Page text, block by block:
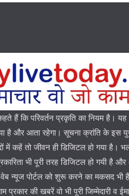
हैं कि परिवर्तन प्रकृति का नियम है।
है और आता रहेगा। सूचना क्रांति के इस
में कहें तो जीवन ही डिजिटल हो गया है।
भी पूरी तरह डिजिटल हो गयी है
न्यूज पोर्टल को शुरू करने का मकसद भी
प्रकार की खबरें वो भी पूरी जिम्मेदारी व